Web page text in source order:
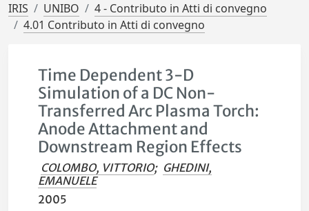
IRIS UNIBO
4 - Contributo in Atti di convegno
4.01 Contributo in Atti di convegno
Time Dependent 3-D
Simulation of a DC Non-
Transferred Arc Plasma Torch:
Anode Attachment and
Downstream Region Effects
COLOMBO, VITTORIO; GHEDINI,
EMANUELE
2005